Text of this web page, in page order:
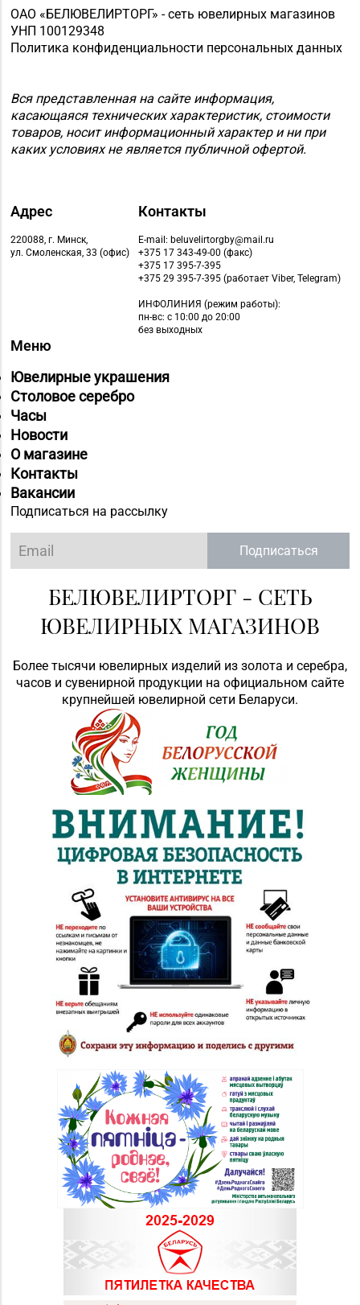
ОАО «БЕЛЮВЕЛИРТОРГ» - сеть ювелирных магазинов
УНП 100129348
Политика конфиденциальности персональных данных
Вся представленная на сайте информация,
касающаяся технических характеристик, стоимости
товаров, носит информационный характер и ни при
каких условиях не является публичной офертой.
Адрес
220088, г. Минск,
ул. Смоленская, 33 (офис)
Контакты
E-mail: beluvelirtorgby@mail.ru
+375 17 343-49-00 (факс)
+375 17 395-7-395
+375 29 395-7-395 (работает Viber, Telegram)
ИНФОЛИНИЯ (режим работы):
пн-вс: с 10:00 до 20:00
без выходных
Меню
Ювелирные украшения
Столовое серебро
Часы
Новости
О магазине
Контакты
Вакансии
Подписаться на рассылку
Подписаться
БЕЛЮВЕЛИРТОРГ - СЕТЬ
ЮВЕЛИРНЫХ МАГАЗИНОВ
Более тысячи ювелирных изделий из золота и серебра,
часов и сувенирной продукции на официальном сайте
крупнейшей ювелирной сети Беларуси.